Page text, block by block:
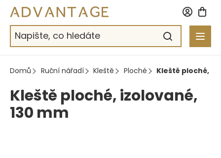
Přejít
obsah
Domů Ruční nářadí Kleště Ploché Kleště ploché,
Kleště ploché, izolované,
130 mm